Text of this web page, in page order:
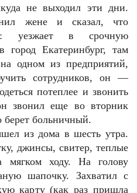
не выходил эти дни.
жене и сказал, что
уезжает в срочную
Екатеринбург, там
одном из предприятий,
сотрудников, он —
потеплее и звонить
звонил еще во вторник
берет больничный.
из дома в шесть утра.
джинсы, свитер, теплые
мягком ходу. На голову
шапочку. Захватил с
карту (как раз пришла